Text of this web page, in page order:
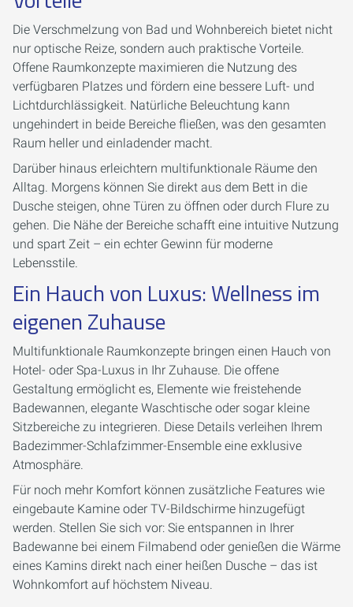
Die Verschmelzung von Bad und Wohnbereich bietet nicht
nur optische Reize, sondern auch praktische Vorteile.
Offene Raumkonzepte maximieren die Nutzung des
verfügbaren Platzes und fördern eine bessere Luft- und
Lichtdurchlässigkeit. Natürliche Beleuchtung kann
ungehindert in beide Bereiche fließen, was den gesamten
Raum heller und einladender macht.
Darüber hinaus erleichtern multifunktionale Räume den
Alltag. Morgens können Sie direkt aus dem Bett in die
Dusche steigen, ohne Türen zu öffnen oder durch Flure zu
gehen. Die Nähe der Bereiche schafft eine intuitive Nutzung
und spart Zeit – ein echter Gewinn für moderne
Lebensstile.
Ein Hauch von Luxus: Wellness im
eigenen Zuhause
Multifunktionale Raumkonzepte bringen einen Hauch von
Hotel- oder Spa-Luxus in Ihr Zuhause. Die offene
Gestaltung ermöglicht es, Elemente wie freistehende
Badewannen, elegante Waschtische oder sogar kleine
Sitzbereiche zu integrieren. Diese Details verleihen Ihrem
Badezimmer-Schlafzimmer-Ensemble eine exklusive
Atmosphäre.
Für noch mehr Komfort können zusätzliche Features wie
eingebaute Kamine oder TV-Bildschirme hinzugefügt
werden. Stellen Sie sich vor: Sie entspannen in Ihrer
Badewanne bei einem Filmabend oder genießen die Wärme
eines Kamins direkt nach einer heißen Dusche – das ist
Wohnkomfort auf höchstem Niveau.